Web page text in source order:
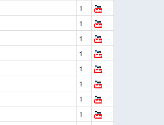
1
1
1
1
1
1
1
1